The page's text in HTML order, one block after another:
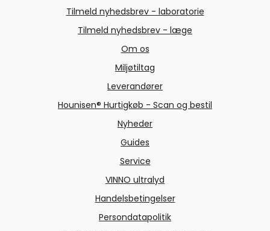
Tilmeld nyhedsbrev - laboratorie
Tilmeld nyhedsbrev - læge
Om os
Miljøtiltag
Leverandører
Hounisen® Hurtigkøb - Scan og bestil
Nyheder
Guides
Service
VINNO ultralyd
Handelsbetingelser
Persondatapolitik